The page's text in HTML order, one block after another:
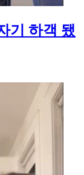
기 하객 됐